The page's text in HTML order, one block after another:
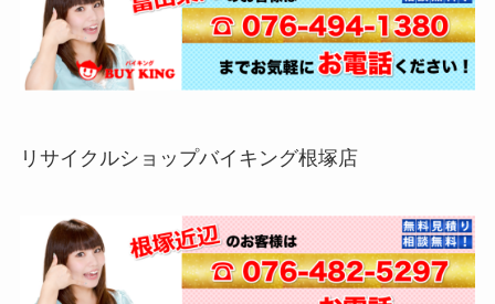
リサイクルショップバイキング根塚店